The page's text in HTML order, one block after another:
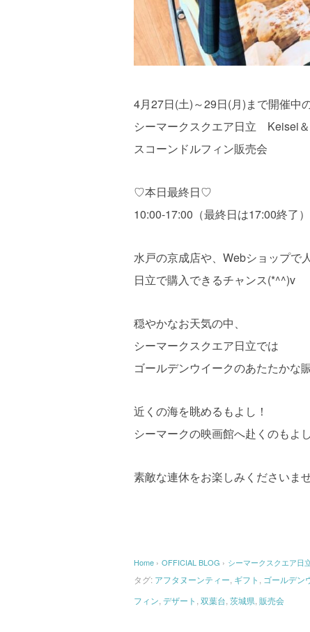
4月27日(土)～29日(月)まで開催中
シーマークスクエア日立 Keisei
スコーンドルフィン販売会
♡本日最終日♡
10:00-17:00（最終日は17:00終了）
水戸の京成店や、Webショップで
日立で購入できるチャンス(*^^)v
穏やかなお天気の中、
シーマークスクエア日立では
ゴールデンウイークのあたたかな
近くの海を眺めるもよし！
シーマークの映画館へ赴くのもよ
素敵な連休をお楽しみくださいま
Home › OFFICIAL BLOG › シーマークスクエア日
タグ: アフタヌーンティー ギフト ゴールデン
フィン デザート 双葉台 茨城県 販売会